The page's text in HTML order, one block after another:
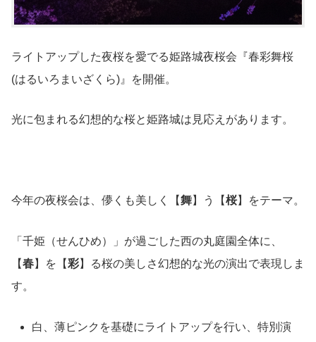
ライトアップした夜桜を愛でる姫路城夜桜会『春彩舞桜
(はるいろまいざくら)』を開催。
光に包まれる幻想的な桜と姫路城は見応えがあります。
今年の夜桜会は、儚くも美しく【舞】う【桜】をテーマ。
「千姫（せんひめ）」が過ごした西の丸庭園全体に、
【春】を【彩】る桜の美しさ幻想的な光の演出で表現しま
す。
白、薄ピンクを基礎にライトアップを行い、特別演